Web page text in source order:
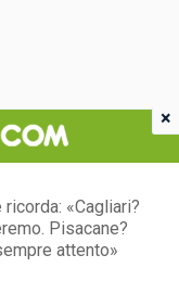
«Cagliari?
Pisacane?
attento»
×